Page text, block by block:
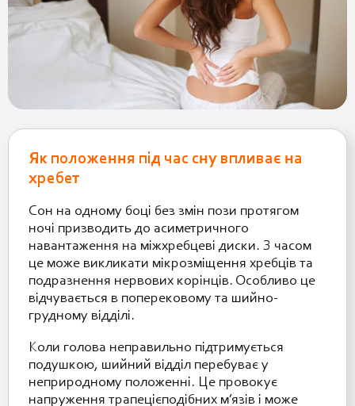
Як положення під час сну впливає на
хребет
Сон на одному боці без змін пози протягом
ночі призводить до асиметричного
навантаження на міжхребцеві диски. З часом
це може викликати мікрозміщення хребців та
подразнення нервових корінців. Особливо це
відчувається в поперековому та шийно-
грудному відділі.
Коли голова неправильно підтримується
подушкою, шийний відділ перебуває у
неприродному положенні. Це провокує
напруження трапецієподібних м’язів і може